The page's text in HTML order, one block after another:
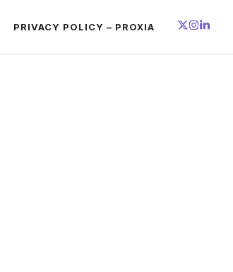
PRIVACY POLICY – PROXIA